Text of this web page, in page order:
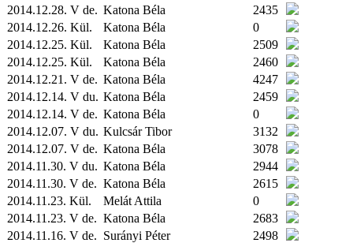
2014.12.28. V de. Katona Béla
2435
2014.12.26. Kül. Katona Béla
0
2014.12.25. Kül. Katona Béla
2509
2014.12.25. Kül. Katona Béla
2460
2014.12.21. V de. Katona Béla
4247
2014.12.14. V du. Katona Béla
2459
2014.12.14. V de. Katona Béla
0
2014.12.07. V du. Kulcsár Tibor
3132
2014.12.07. V de. Katona Béla
3078
2014.11.30. V du. Katona Béla
2944
2014.11.30. V de. Katona Béla
2615
2014.11.23. Kül. Melát Attila
0
2014.11.23. V de. Katona Béla
2683
2014.11.16. V de. Surányi Péter
2498